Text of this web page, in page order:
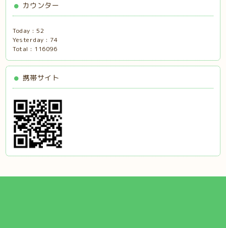
カウンター
Today :52
Yesterday : 74
Total : 116096
携帯サイト